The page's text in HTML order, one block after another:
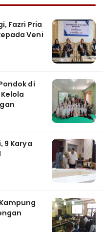
Fazri Pria
Veni
di
9 Karya